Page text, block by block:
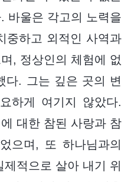
바울은 각고의 노력을
중하고 외적인 사역과
, 정상인의 체험에 없
다. 그는 깊은 곳의 변
하게 여기지 않았다.
대한 참된 사랑과 참
으며, 또 하나님과의
적으로 살아 내기 위